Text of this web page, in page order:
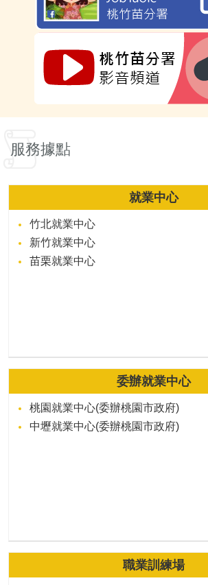
服務據點
就業中心
竹北就業中心
新竹就業中心
苗栗就業中心
委辦就業中心
桃園就業中心(委辦桃園市政府)
中壢就業中心(委辦桃園市政府)
職業訓練場